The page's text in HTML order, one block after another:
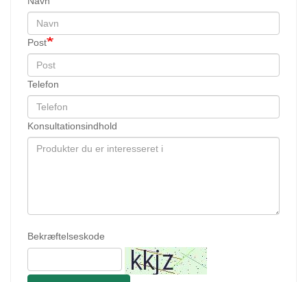
Post
Telefon
Konsultationsindhold
Bekræftelseskode